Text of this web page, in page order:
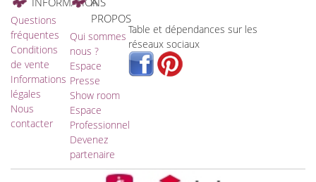
Questions
fréquentes
Conditions
de vente
Informations
légales
Nous
contacter
PROPOS
Qui sommes
nous ?
Espace
Presse
Show room
Espace
Professionnel
Devenez
partenaire
Table et dépendances sur les
réseaux sociaux